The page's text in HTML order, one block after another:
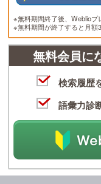
※無料期間終了後、Weblioプ
※無料期間が終了すると月額
無料会員に
検索履歴
語彙力診